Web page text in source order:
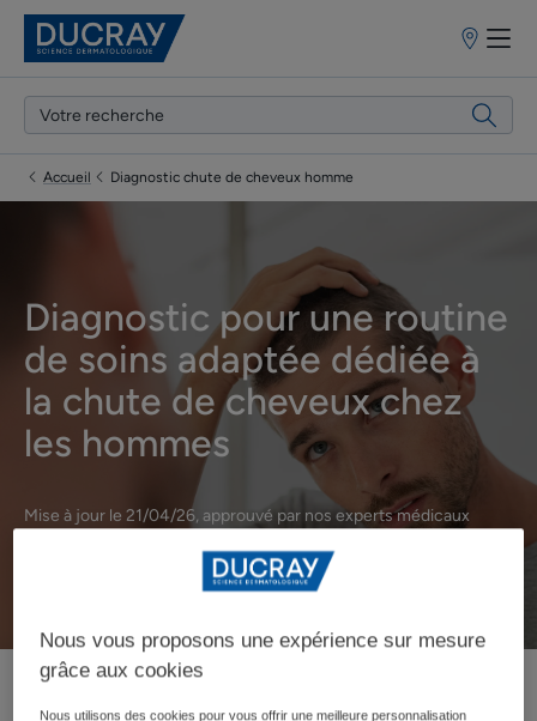
Points
vente
Accueil Diagnostic chute de cheveux homme
Diagnostic pour une routine
de soins adaptée dédiée à
la chute de cheveux chez
les hommes
Mise à jour le 21/04/26, approuvé par nos experts médicaux
Nous vous proposons une expérience sur mesure
grâce aux cookies
Nous utilisons des cookies pour vous offrir une meilleure personnalisation